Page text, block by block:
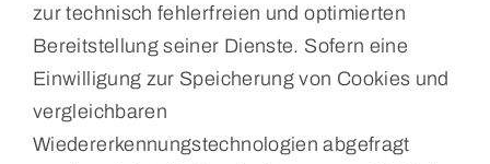
zur technisch fehlerfreien und optimierten
Bereitstellung seiner Dienste. Sofern eine
Einwilligung zur Speicherung von Cookies und
vergleichbaren
Wiedererkennungstechnologien abgefragt